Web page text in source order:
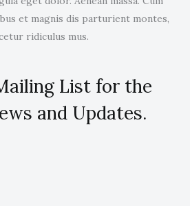
et magnis dis parturient montes,
ridiculus mus.
List for the
and Updates.